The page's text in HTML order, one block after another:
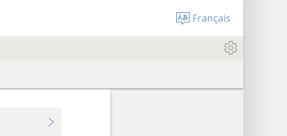
Français